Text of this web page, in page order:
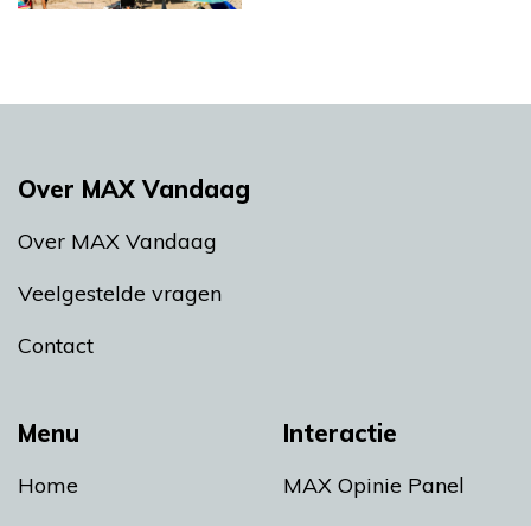
Menu
Home
Interactie
MAX Opinie Panel
Over MAX Vandaag
Over MAX Vandaag
Veelgestelde vragen
Contact